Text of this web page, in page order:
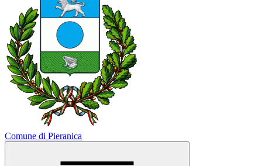
Comune di Pieranica